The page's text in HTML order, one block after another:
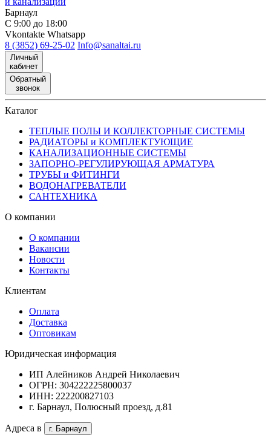
Барнаул
С 9:00 до 18:00
Vkontakte Whatsapp
8 (3852) 69-25-02 Info@sanaltai.ru
Личный
кабинет
Обратный
звонок
Каталог
ТЕПЛЫЕ ПОЛЫ И КОЛЛЕКТОРНЫЕ СИСТЕМЫ
РАДИАТОРЫ и КОМПЛЕКТУЮЩИЕ
КАНАЛИЗАЦИОННЫЕ СИСТЕМЫ
ЗАПОРНО-РЕГУЛИРУЮЩАЯ АРМАТУРА
ТРУБЫ и ФИТИНГИ
ВОДОНАГРЕВАТЕЛИ
САНТЕХНИКА
О компании
О компании
Вакансии
Новости
Контакты
Клиентам
Оплата
Доставка
Оптовикам
Юридическая информация
ИП Алейников Андрей Николаевич
ОГРН: 304222225800037
ИНН: 222200827103
г. Барнаул, Полюсный проезд, д.81
Адреса в г. Барнаул